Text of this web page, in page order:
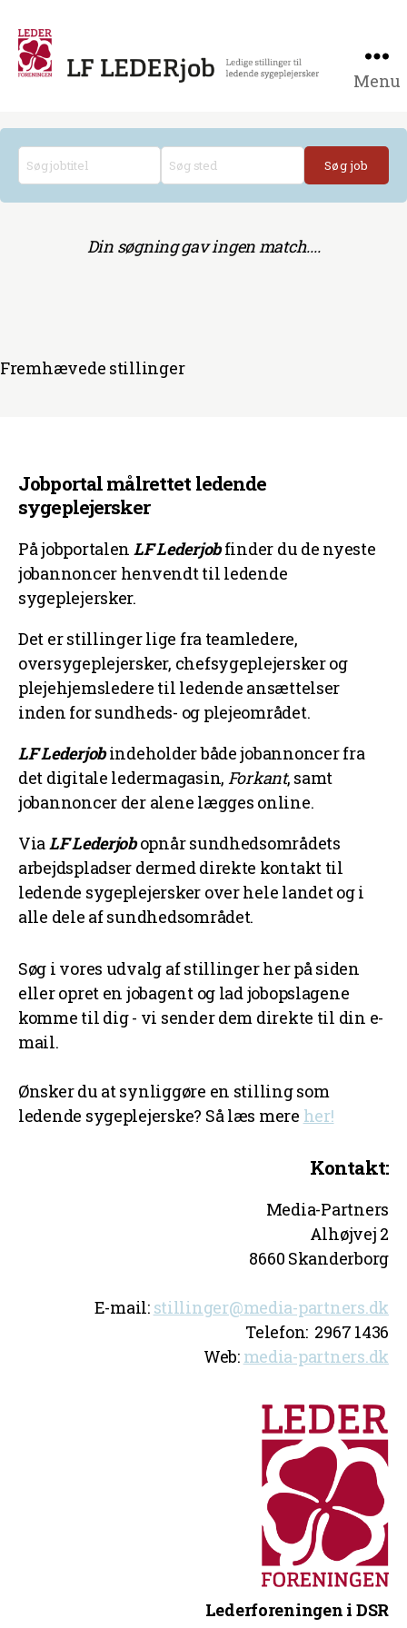
ledende
sygeplejersker
finder
Menu
Din søgning gav ingen match....
Fremhævede stillinger
Jobportal målrettet ledende
sygeplejersker
På jobportalen LF Lederjobfinder du de nyeste
jobannoncer henvendt til ledende
sygeplejersker.
Det er stillinger lige fra teamledere,
oversygeplejersker, chefsygeplejersker og
plejehjemsledere til ledende ansættelser
inden for sundheds- og plejeområdet.
LF Lederjobindeholder både jobannoncer fra
det digitale ledermagasin, Forkant, samt
jobannoncer der alene lægges online.
ViaLF Lederjobopnår sundhedsområdets
arbejdspladser dermed direkte kontakt til
ledende sygeplejersker over hele landet og i
alle dele af sundhedsområdet.
Søg i vores udvalg af stillinger her på siden
eller opret en jobagent og lad jobopslagene
komme til dig - vi sender dem direkte til din e-
mail.
Ønsker du at synliggøre en stilling som
ledende sygeplejerske? Så læs mere her!
Kontakt:
Media-Partners
Alhøjvej 2
8660 Skanderborg
E-mail: stillinger@media-partners.dk
Telefon: 2967 1436
Web: media-partners.dk
Lederforeningen i DSR